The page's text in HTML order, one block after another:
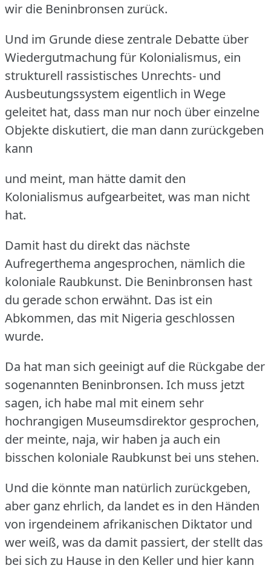
wir die Beninbronsen zurück.
Und im Grunde diese zentrale Debatte über
Wiedergutmachung für Kolonialismus, ein
strukturell rassistisches Unrechts- und
Ausbeutungssystem eigentlich in Wege
geleitet hat, dass man nur noch über einzelne
Objekte diskutiert, die man dann zurückgeben
kann
und meint, man hätte damit den
Kolonialismus aufgearbeitet, was man nicht
hat.
Damit hast du direkt das nächste
Aufregerthema angesprochen, nämlich die
koloniale Raubkunst. Die Beninbronsen hast
du gerade schon erwähnt. Das ist ein
Abkommen, das mit Nigeria geschlossen
wurde.
Da hat man sich geeinigt auf die Rückgabe der
sogenannten Beninbronsen. Ich muss jetzt
sagen, ich habe mal mit einem sehr
hochrangigen Museumsdirektor gesprochen,
der meinte, naja, wir haben ja auch ein
bisschen koloniale Raubkunst bei uns stehen.
Und die könnte man natürlich zurückgeben,
aber ganz ehrlich, da landet es in den Händen
von irgendeinem afrikanischen Diktator und
wer weiß, was da damit passiert, der stellt das
bei sich zu Hause in den Keller und hier kann